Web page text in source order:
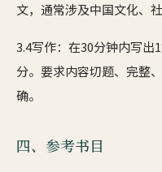
文，通常涉及中国文化、
3.4写作：在30分钟内写出
分。要求内容切题、完整
确。
四、参考书目